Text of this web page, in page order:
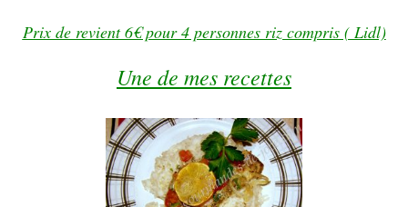
Prix de revient 6€ pour 4 personnes riz compris ( Lidl)
Une de mes recettes